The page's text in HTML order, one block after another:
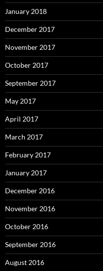
January 2018
December 2017
November 2017
October 2017
September 2017
May 2017
April 2017
March 2017
February 2017
January 2017
December 2016
November 2016
October 2016
September 2016
August 2016